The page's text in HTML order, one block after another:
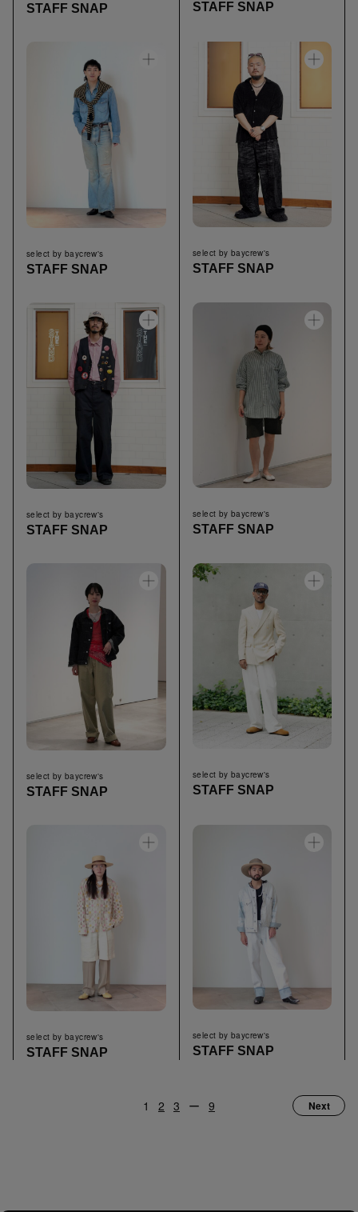
STAFF SNAP STAFF SNAP
select by baycrew's
STAFF SNAP
select by baycrew's
STAFF SNAP
select by baycrew's
STAFF SNAP
select by baycrew's
STAFF SNAP
select by baycrew's
STAFF SNAP
select by baycrew's
STAFF SNAP
select by baycrew's
STAFF SNAP
select by baycrew's
STAFF SNAP
1 2 3 ー 9 Next